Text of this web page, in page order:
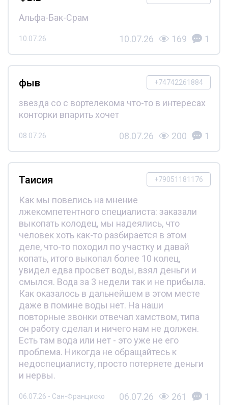
Альфа-Бак-Срам
10.07.26 10.07.26 169 1
+74742261884
фыв
звезда со с вортелекома что-то в интересах
конторки впарить хочет
08.07.26 08.07.26 200 1
+79051181176
Таисия
Как мы повелись на мнение
лжекомпетентного специалиста: заказали
выкопать колодец, мы надеялись, что
человек хоть как-то разбирается в этом
деле, что-то походил по участку и давай
копать, итого выкопал более 10 колец,
увидел едва просвет воды, взял деньги и
смылся. Вода за 3 недели так и не прибыла.
Как оказалось в дальнейшем в этом месте
даже в помине воды нет. На наши
повторные звонки отвечал хамством, типа
он работу сделал и ничего нам не должен.
Есть там вода или нет - это уже не его
проблема. Никогда не обращайтесь к
недоспециалисту, просто потеряете деньги
и нервы.
06.07.26 - Сан-Франциско 06.07.26 261 1